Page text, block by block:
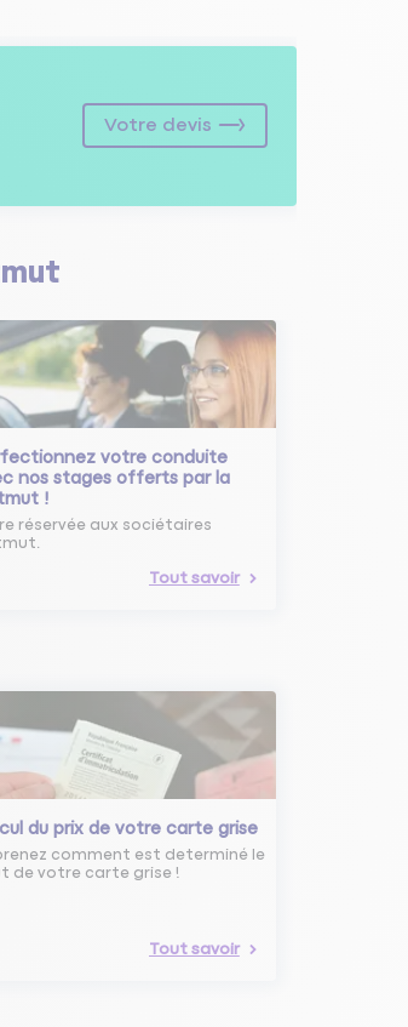
Votre devis
votre conduite
nos stages offerts par la
!
réservée aux sociétaires
Tout savoir
du prix de votre carte grise
comment est determiné le
de votre carte grise !
Tout savoir